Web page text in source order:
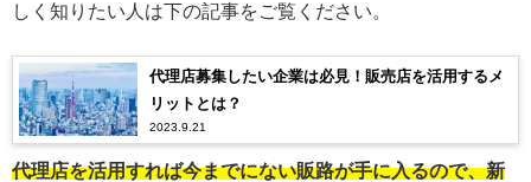
しく知りたい人は下の記事をご覧ください。
代理店募集したい企業は必見！販売店を活用するメ
リットとは？
2023.9.21
代理店を活用すれば今までにない販路が手に入るので、新